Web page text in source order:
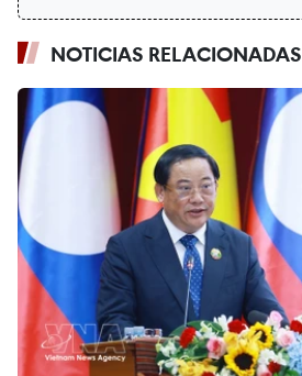
NOTICIAS RELACIONADAS